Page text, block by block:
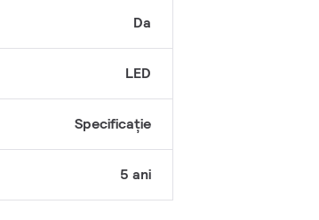
Da
LED
Specificație
5 ani